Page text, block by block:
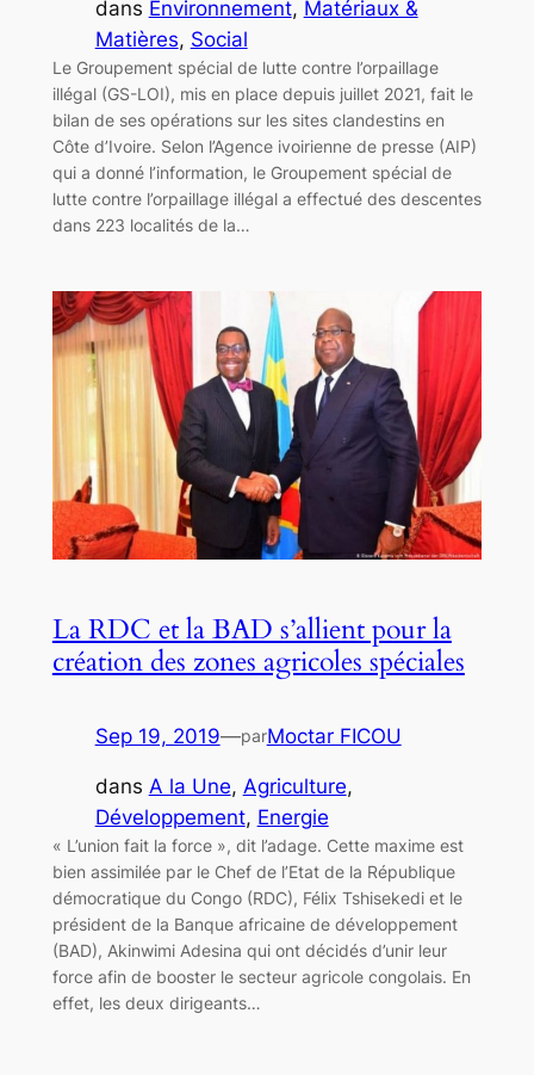
dans Environnement, Matériaux &
Matières, Social
Le Groupement spécial de lutte contre l’orpaillage
illégal (GS-LOI), mis en place depuis juillet 2021, fait le
bilan de ses opérations sur les sites clandestins en
Côte d’Ivoire. Selon l’Agence ivoirienne de presse (AIP)
qui a donné l’information, le Groupement spécial de
lutte contre l’orpaillage illégal a effectué des descentes
dans 223 localités de la…
La RDC et la BAD s’allient pour la
création des zones agricoles spéciales
Sep 19, 2019—parMoctar FICOU
dans A la Une, Agriculture
Développement, Energie
« L’union fait la force », dit l’adage. Cette maxime est
bien assimilée par le Chef de l’Etat de la République
démocratique du Congo (RDC), Félix Tshisekedi et le
président de la Banque africaine de développement
(BAD), Akinwimi Adesina qui ont décidés d’unir leur
force afin de booster le secteur agricole congolais. En
effet, les deux dirigeants…